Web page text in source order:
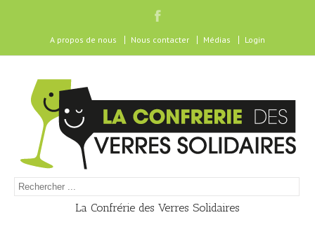
A propos de nous Nous contacter Médias Login
La Confrérie des Verres Solidaires